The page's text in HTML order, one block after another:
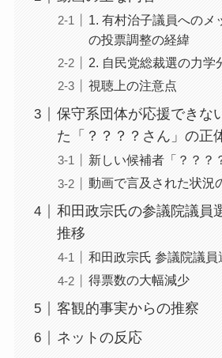
1. 有村治子議員へのメ
の投票調整の経緯
2. 自民党総裁選の力学
視聴上の注意点
保守系団体が応援できな
た「？？？？さん」の正
新しい候補者「？？？
動画で言及された状況
和田政宗氏の参議院議員
推移
和田政宗氏 参議院議員
得票数の大幅減少
客観的事実からの推察
ネットの反応